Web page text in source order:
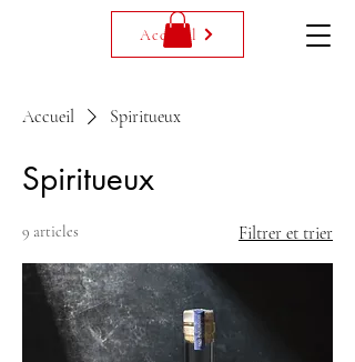
Accueil
Accueil Spiritueux
Spiritueux
9 articles Filtrer et trier